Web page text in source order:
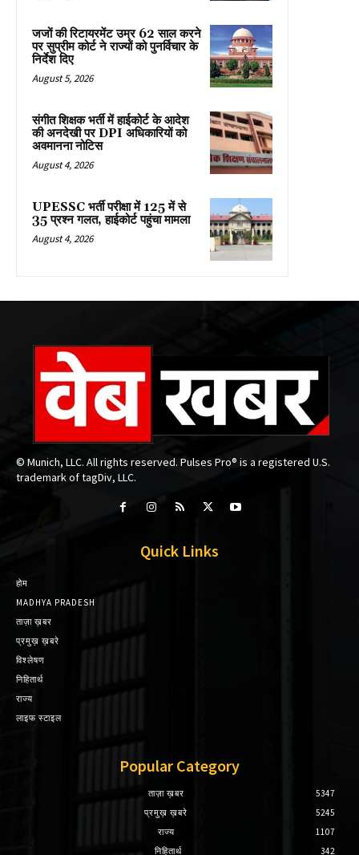
जजों की रिटायरमेंट उम्र 62 साल करने
पर सुप्रीम कोर्ट ने राज्यों को पुनर्विचार के
निर्देश दिए
August 5, 2026
संगीत शिक्षक भर्ती में हाईकोर्ट के आदेश
की अनदेखी पर DPI अधिकारियों को
अवमानना नोटिस
August 4, 2026
UPESSC भर्ती परीक्षा में 125 में से
35 प्रश्न गलत, हाईकोर्ट पहुंचा मामला
August 4, 2026
© Munich, LLC. All rights reserved. Pulses Pro® is a registered U.S.
trademark of tagDiv, LLC.
Quick Links
होम
MADHYA PRADESH
ताज़ा ख़बर
प्रमुख़ ख़बरे
विश्लेषण
निहितार्थ
राज्य
लाइफ स्टाइल
Popular Category
ताज़ा ख़बर
5347
प्रमुख़ ख़बरे
5245
राज्य
1107
निहितार्थ
342